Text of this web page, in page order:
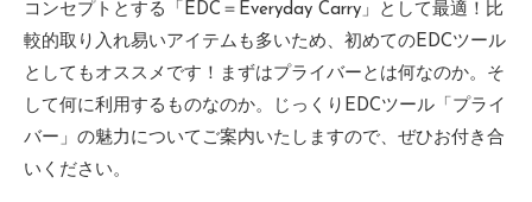
コンセプトとする「EDC＝Everyday Carry」として最適！比
較的取り入れ易いアイテムも多いため、初めてのEDCツール
としてもオススメです！まずはプライバーとは何なのか。そ
して何に利用するものなのか。じっくりEDCツール「プライ
バー」の魅力についてご案内いたしますので、ぜひお付き合
いください。